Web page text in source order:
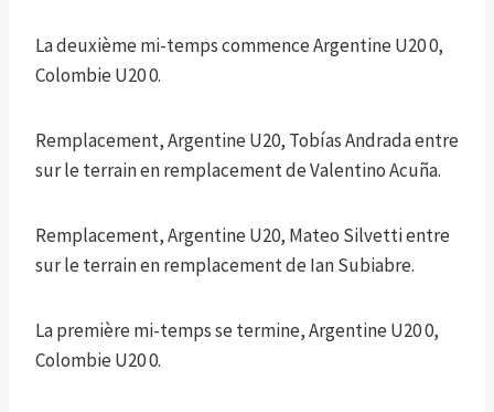
La deuxième mi-temps commence Argentine U20 0,
Colombie U20 0.
Remplacement, Argentine U20, Tobías Andrada entre
sur le terrain en remplacement de Valentino Acuña.
Remplacement, Argentine U20, Mateo Silvetti entre
sur le terrain en remplacement de Ian Subiabre.
La première mi-temps se termine, Argentine U20 0,
Colombie U20 0.